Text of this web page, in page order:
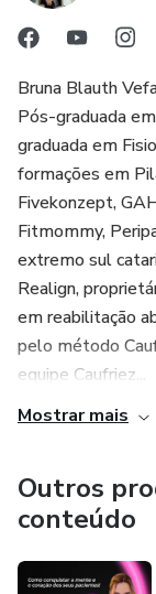
Bruna Blauth
Pós-graduada
graduada em
formações em
Fivekonzept,
Fitmommy,
extremo sul
Realign,
em reabilitação
pelo método
equipe Caufriez...
Mostrar mais
Outros
conteúdo